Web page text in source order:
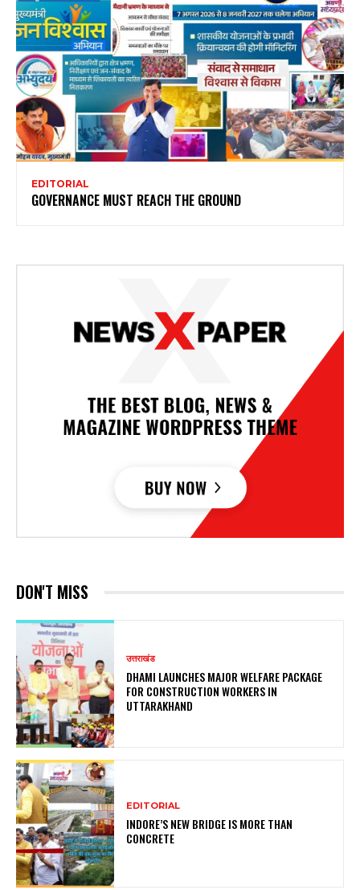
EDITORIAL
GOVERNANCE MUST REACH THE GROUND
DON'T MISS
उत्तराखंड
DHAMI LAUNCHES MAJOR WELFARE PACKAGE
FOR CONSTRUCTION WORKERS IN
UTTARAKHAND
EDITORIAL
INDORE’S NEW BRIDGE IS MORE THAN
CONCRETE